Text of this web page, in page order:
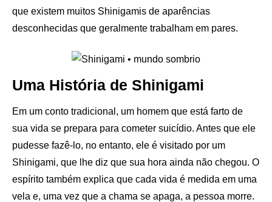
que existem muitos Shinigamis de aparências
desconhecidas que geralmente trabalham em pares.
Uma História de Shinigami
Em um conto tradicional, um homem que está farto de
sua vida se prepara para cometer suicídio. Antes que ele
pudesse fazê-lo, no entanto, ele é visitado por um
Shinigami, que lhe diz que sua hora ainda não chegou. O
espírito também explica que cada vida é medida em uma
vela e, uma vez que a chama se apaga, a pessoa morre.